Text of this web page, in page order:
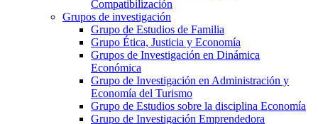
Compatibilización
Grupos de investigación
Grupo de Estudios de Familia
Grupo Ética, Justicia y Economía
Grupos de Investigación en Dinámica
Económica
Grupo de Investigación en Administración y
Economía del Turismo
Grupo de Estudios sobre la disciplina Economía
Grupo de Investigación Emprendedora